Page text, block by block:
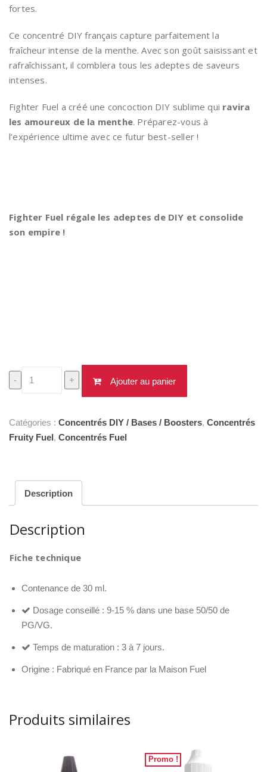
fortes.
Ce concentré DIY français capture parfaitement la
fraîcheur intense de la menthe. Avec son goût saisissant et
rafraîchissant, il comblera tous les adeptes de saveurs
intenses.
Fighter Fuel a créé une concoction DIY sublime qui ravira
les amoureux de la menthe. Préparez-vous à
l’expérience ultime avec ce futur best-seller !
Fighter Fuel régale les adeptes de DIY et consolide
son empire !
-
quantité
de
Barrako
30ml
+ Ajouter au panier
Catégories : Concentrés DIY / Bases / Boosters, Concentrés
Fruity Fuel, Concentrés Fuel
Description
Description
Fiche technique
Contenance de 30 ml.
Dosage conseillé : 9-15 % dans une base 50/50 de
PG/VG.
Temps de maturation : 3 à 7 jours.
Origine : Fabriqué en France par la Maison Fuel
Produits similaires
Promo !